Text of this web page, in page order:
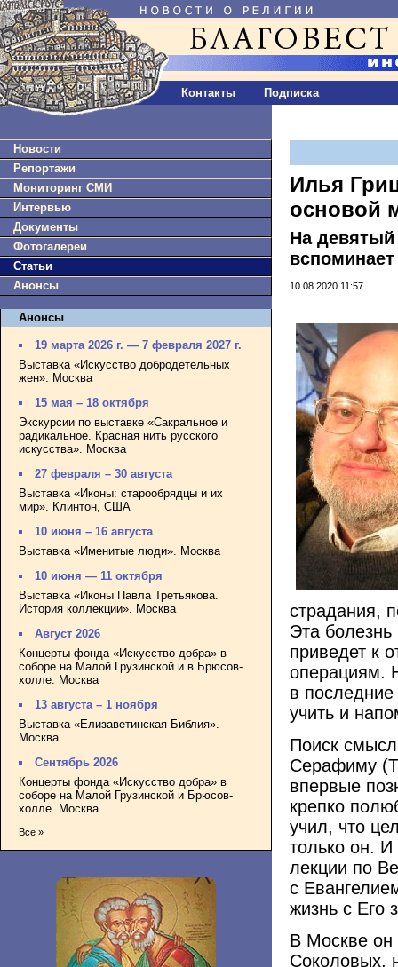
Контакты Подписка
Новости
Репортажи
Мониторинг СМИ
Интервью
Документы
Фотогалереи
Статьи
Анонсы
Анонсы
19 марта 2026 г. — 7 февраля 2027 г.
Выставка «Искусство добродетельных
жен». Москва
15 мая – 18 октября
Экскурсии по выставке «Сакральное и
радикальное. Красная нить русского
искусства». Москва
27 февраля – 30 августа
Выставка «Иконы: старообрядцы и их
мир». Клинтон, США
10 июня – 16 августа
Выставка «Именитые люди». Москва
10 июня — 11 октября
Выставка «Иконы Павла Третьякова.
История коллекции». Москва
Август 2026
Концерты фонда «Искусство добра» в
соборе на Малой Грузинской и в Брюсов-
холле. Москва
13 августа – 1 ноября
Выставка «Елизаветинская Библия».
Москва
Сентябрь 2026
Концерты фонда «Искусство добра» в
соборе на Малой Грузинской и Брюсов-
холле. Москва
Все »
Илья
основой
На девятый
10.08.2020 11:57
страдания,
Эта болезнь
приведет к
операциям.
в последние
учить и
Поиск
Серафиму
впервые
крепко
учил, что
только он.
лекции по
с
жизнь с Его
В Москве он
Соколовых,